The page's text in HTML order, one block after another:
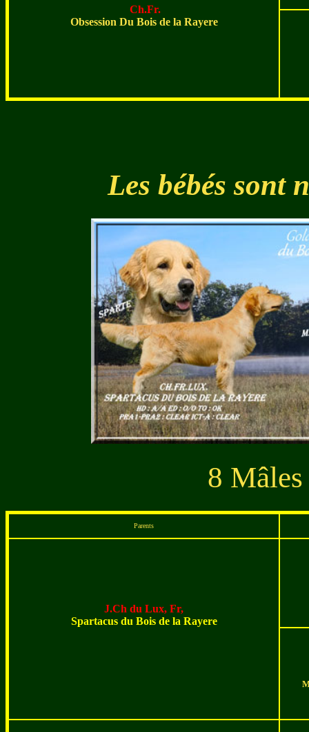
Ch.Fr.
Obsession Du Bois de la Rayere
Les bébés sont
8
Parents
J.Ch du Lux, Fr,
Spartacus du Bois de la Rayere